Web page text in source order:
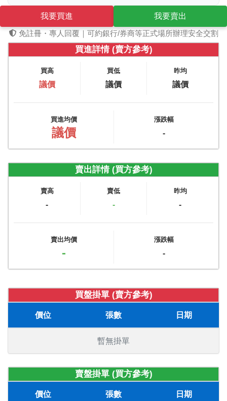
我要買進
我要賣出
免註冊・專人回覆｜可約銀行/券商等正式場所辦理安全交割
買進詳情 (賣方參考)
買高
議價
買低
議價
昨均
議價
買進均價
議價
漲跌幅
-
賣出詳情 (買方參考)
賣高
-
賣低
-
昨均
-
賣出均價
-
漲跌幅
-
買盤掛單 (賣方參考)
價位 張數 日期
暫無掛單
賣盤掛單 (買方參考)
價位 張數 日期